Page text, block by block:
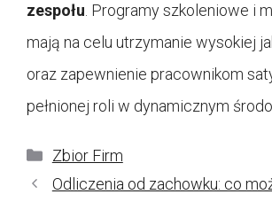
zespołu. Programy szkoleniowe i
mają na celu utrzymanie wysokiej
oraz zapewnienie pracownikom
pełnionej roli w dynamicznym
Kategorie
Zbior Firm
Odliczenia od zachowku: co